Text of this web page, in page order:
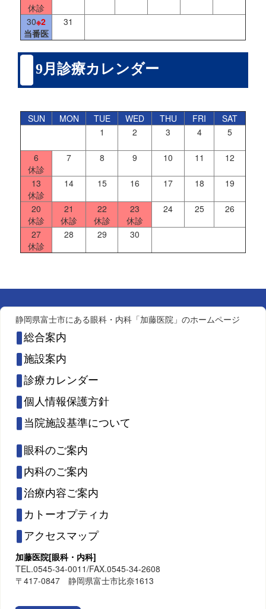
休診
30※2
当番医
31
9月診療カレンダー
SUN MON TUE WED THU FRI
SAT
1
2 3 4 5
6
休診
7 8 9 10 11 12
13
休診
14 15 16 17 18 19
20
休診
21
休診
22
休診
23
休診
24 25 26
27
休診
28 29 30
静岡県富士市にある眼科・内科「加藤医院」のホームページ
総合案内
施設案内
診療カレンダー
個人情報保護方針
当院施設基準について
眼科のご案内
内科のご案内
治療内容ご案内
カトーオプティカ
アクセスマップ
加藤医院[眼科・内科]
TEL.0545-34-0011/FAX.0545-34-2608
〒417-0847 静岡県富士市比奈1613